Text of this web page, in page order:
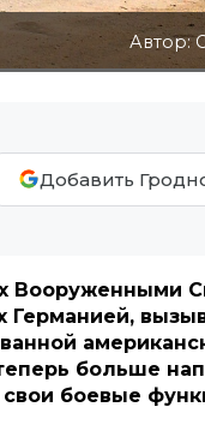
Автор:
Добавить
Вооруженными
Германией,
больше
боевые